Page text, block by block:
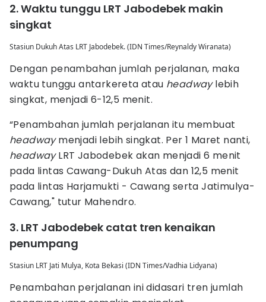
2. Waktu tunggu LRT Jabodebek makin
singkat
Stasiun Dukuh Atas LRT Jabodebek. (IDN Times/Reynaldy Wiranata)
Dengan penambahan jumlah perjalanan, maka
waktu tunggu antarkereta atau headwaylebih
singkat, menjadi 6-12,5 menit.
“Penambahan jumlah perjalanan itu membuat
headwaymenjadi lebih singkat. Per 1 Maret nanti,
headwayLRT Jabodebek akan menjadi 6 menit
pada lintas Cawang-Dukuh Atas dan 12,5 menit
pada lintas Harjamukti - Cawang serta Jatimulya-
Cawang," tutur Mahendro.
3. LRT Jabodebek catat tren kenaikan
penumpang
Stasiun LRT Jati Mulya, Kota Bekasi (IDN Times/Vadhia Lidyana)
Penambahan perjalanan ini didasari tren jumlah